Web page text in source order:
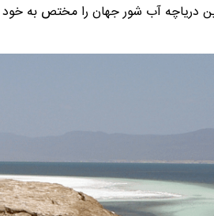
دریاچه آب شور جهان را مختص به